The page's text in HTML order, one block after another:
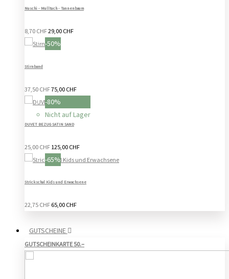
Nuschi - Mulltuch - Tannenbaum
8,70 CHF29,00 CHF
-50%
Stirnband
37,50 CHF75,00 CHF
-80%
Nicht auf Lager
DUVET BEZUG SATIN SAND
25,00 CHF 125,00 CHF
-65%
Strickschal Kids und Erwachsene
22,75 CHF 65,00 CHF
GUTSCHEINE
GUTSCHEINKARTE 50.–